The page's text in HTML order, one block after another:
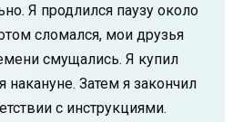
Я продлился паузу около
сломался, мои друзья
смущались. Я купил
накануне. Затем я закончил
с инструкциями.